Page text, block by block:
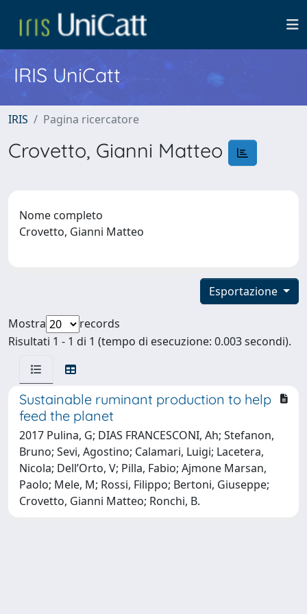
IRIS UniCatt
IRIS Pagina ricercatore
Crovetto, Gianni Matteo
Nome completo
Crovetto, Gianni Matteo
Esportazione
Mostra
records
Risultati 1 - 1 di 1 (tempo di esecuzione: 0.003 secondi).
Sustainable ruminant production to help
feed the planet
2017 Pulina, G; DIAS FRANCESCONI, Ah; Stefanon,
Bruno; Sevi, Agostino; Calamari, Luigi; Lacetera,
Nicola; Dell’Orto, V; Pilla, Fabio; Ajmone Marsan,
Paolo; Mele, M; Rossi, Filippo; Bertoni, Giuseppe;
Crovetto, Gianni Matteo; Ronchi, B.